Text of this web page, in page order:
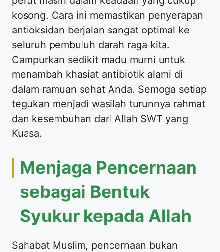
kosong. Cara ini memastikan penyerapan
antioksidan berjalan sangat optimal ke
seluruh pembuluh darah raga kita.
Campurkan sedikit madu murni untuk
menambah khasiat antibiotik alami di
dalam ramuan sehat Anda. Semoga setiap
tegukan menjadi wasilah turunnya rahmat
dan kesembuhan dari Allah SWT yang
Kuasa.
Menjaga Pencernaan
sebagai Bentuk
Syukur kepada Allah
Sahabat Muslim, pencernaan bukan